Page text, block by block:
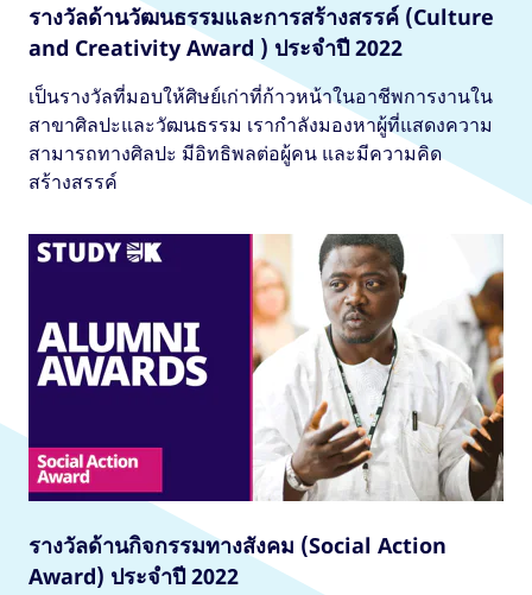
รางวัลด้านวัฒนธรรมและการสร้างสรรค์ (Culture
and Creativity Award ) ประจำปี 2022
เป็นรางวัลที่มอบให้ศิษย์เก่าที่ก้าวหน้าในอาชีพการงานใน
สาขาศิลปะและวัฒนธรรม เรากำลังมองหาผู้ที่แสดงความ
สามารถทางศิลปะ มีอิทธิพลต่อผู้คน และมีความคิด
สร้างสรรค์
รางวัลด้านกิจกรรมทางสังคม (Social Action
Award) ประจำปี 2022